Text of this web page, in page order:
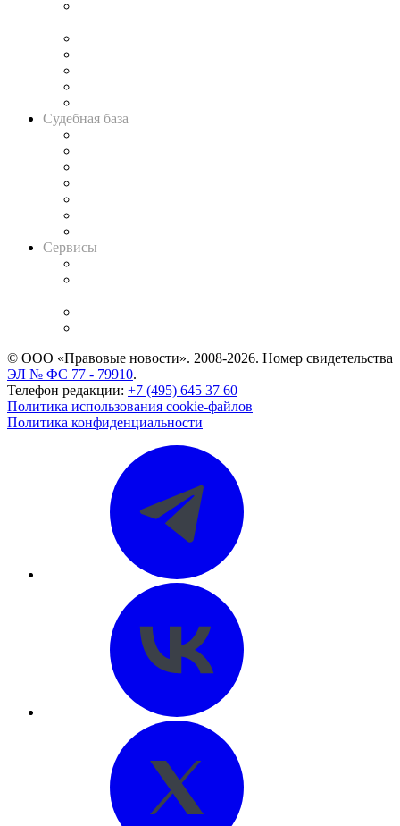
Судебная база
Сервисы
© ООО «Правовые новости». 2008-2026. Номер свидетельства
ЭЛ № ФС 77 - 79910.
Телефон редакции: +7 (495) 645 37 60
Политика использования cookie-файлов
Политика конфиденциальности